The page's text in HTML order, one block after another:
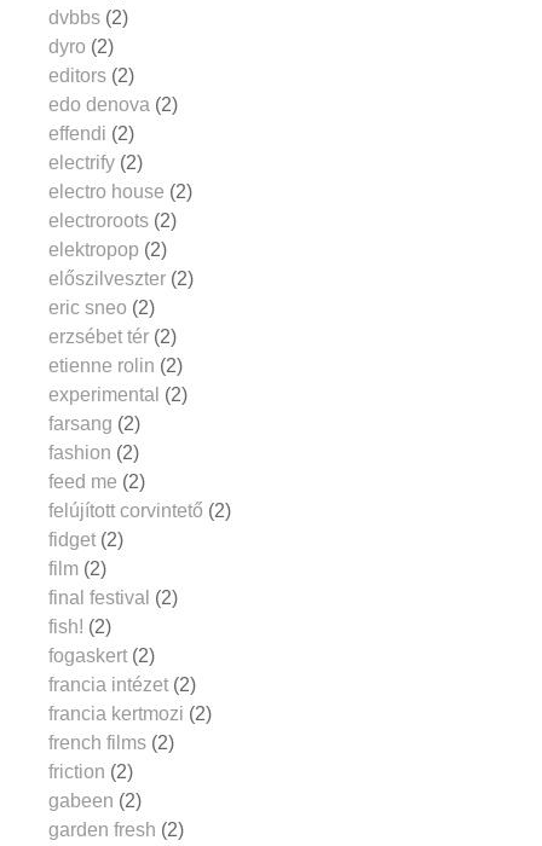
dvbbs (2)
dyro (2)
editors (2)
edo denova (2)
effendi (2)
electrify (2)
electro house (2)
electroroots (2)
elektropop (2)
előszilveszter (2)
eric sneo (2)
erzsébet tér (2)
etienne rolin (2)
experimental (2)
farsang (2)
fashion (2)
feed me (2)
felújított corvintető (2)
fidget (2)
film (2)
final festival (2)
fish! (2)
fogaskert (2)
francia intézet (2)
francia kertmozi (2)
french films (2)
friction (2)
gabeen (2)
garden fresh (2)